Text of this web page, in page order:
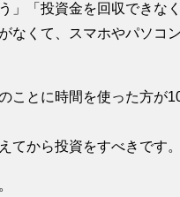
」「投資金を回収できな
なくて、スマホやパソコ
ことに時間を使った方が
てから投資をすべきです。